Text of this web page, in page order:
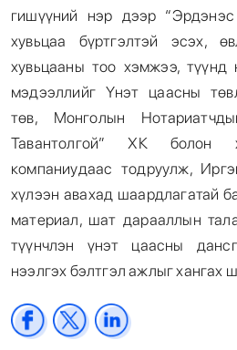
гишүүний нэр дээр
хувьцаа бүртгэлтэй эсэх,
хувьцааны тоо хэмжээ, түүнд
мэдээллийг Үнэт цаасны
төв, Монголын
Тавантолгой” ХК болон
компаниудаас тодруулж,
хүлээн авахад шаардлагатай
материал, шат дарааллын
түүнчлэн үнэт цаасны
нээлгэх бэлтгэл ажлыг хангах